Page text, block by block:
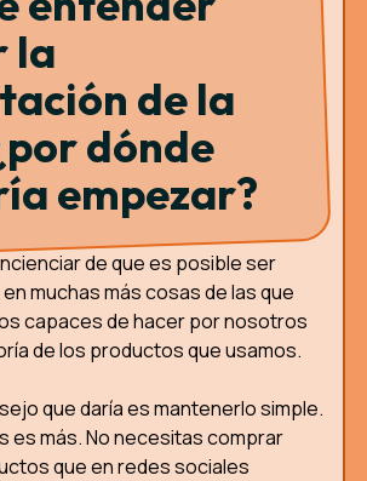
la
de la
dónde
empezar?
de que es posible ser
muchas más cosas de las que
capaces de hacer por nosotros
de los productos que usamos.
que daría es mantenerlo simple.
es más. No necesitas comprar
que en redes sociales